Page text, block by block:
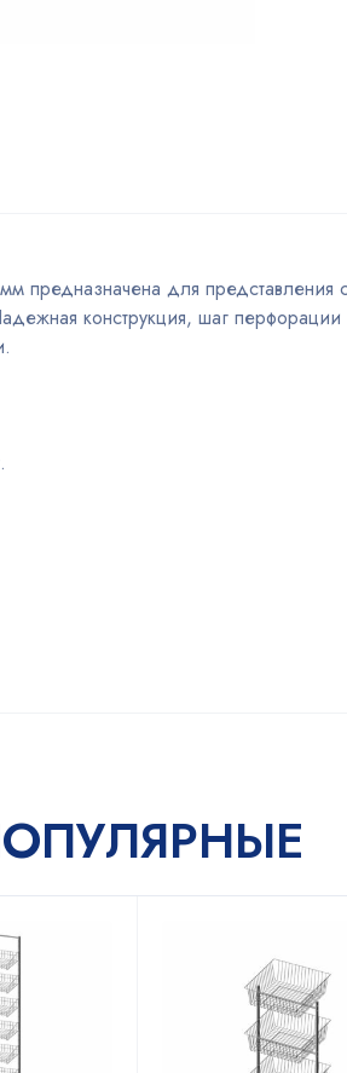
предназначена для представления
конструкция, шаг